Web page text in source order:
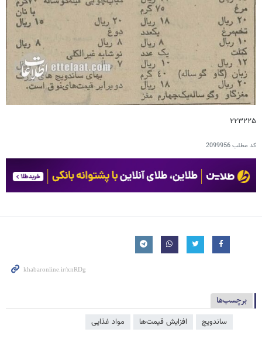
۲۲۳۲۲۵
کد مطلب2099956
برچسب‌ها
ساندویچ افزایش قیمت‌ها مواد غذایی